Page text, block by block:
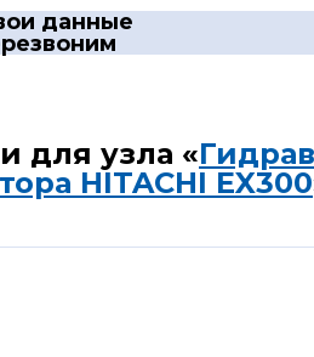
данные
для узла «
HITACHI EX300